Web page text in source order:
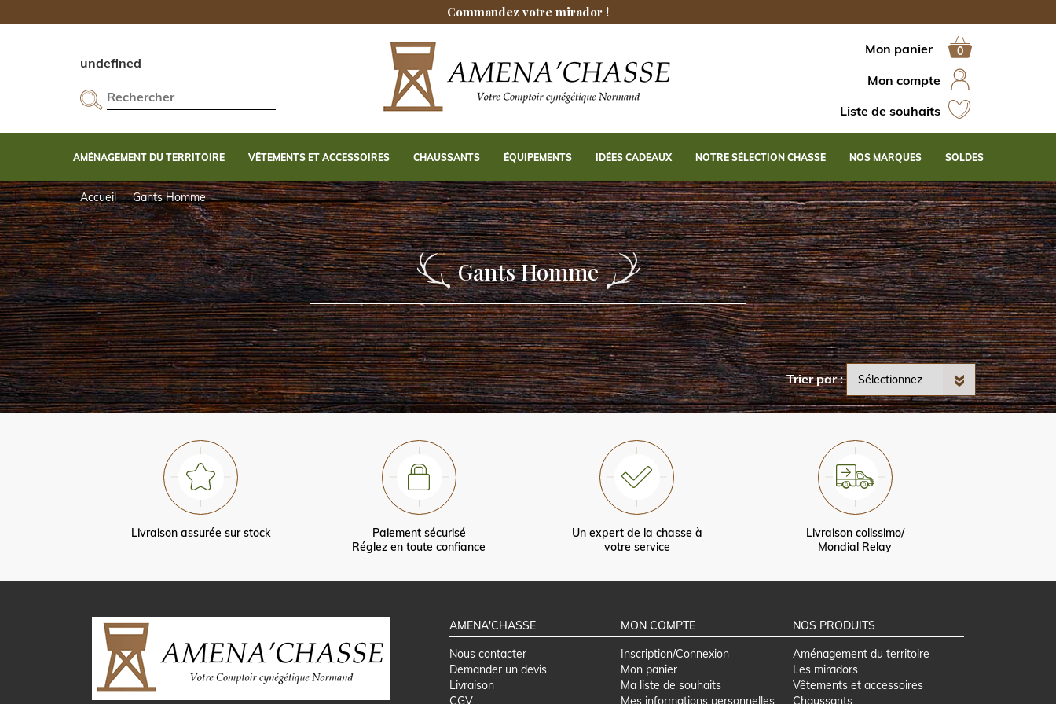
Commandez votre mirador !
undefined
Liste de souhaits
Mon compte
Mon panier
AMÉNAGEMENT DU TERRITOIRE VÊTEMENTS ET ACCESSOIRES CHAUSSANTS ÉQUIPEMENTS IDÉES CADEAUX NOTRE SÉLECTION CHASSE NOS MARQUES SOLDES
Accueil Gants Homme
Gants Homme
Trier par
Livraison assurée sur stock
Paiement sécurisé
Réglez en toute confiance
Un expert de la chasse à
votre service
Livraison colissimo/
Mondial Relay
AMENA'CHASSE
Nous contacter
Demander un devis
Livraison
CGV
MON COMPTE
Inscription/Connexion
Mon panier
Ma liste de souhaits
Mes informations personnelles
NOS PRODUITS
Aménagement du territoire
Les miradors
Vêtements et accessoires
Chaussants